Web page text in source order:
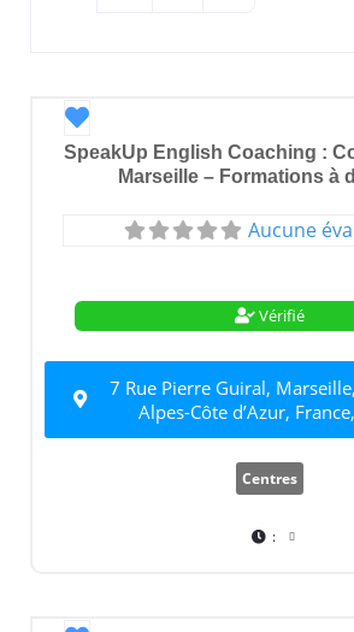
Favori
SpeakUp English Coaching :
Marseille – Formations à
Aucune
Vérifié
7 Rue Pierre Guiral,
Alpes-Côte d’Azur,
Centres
: